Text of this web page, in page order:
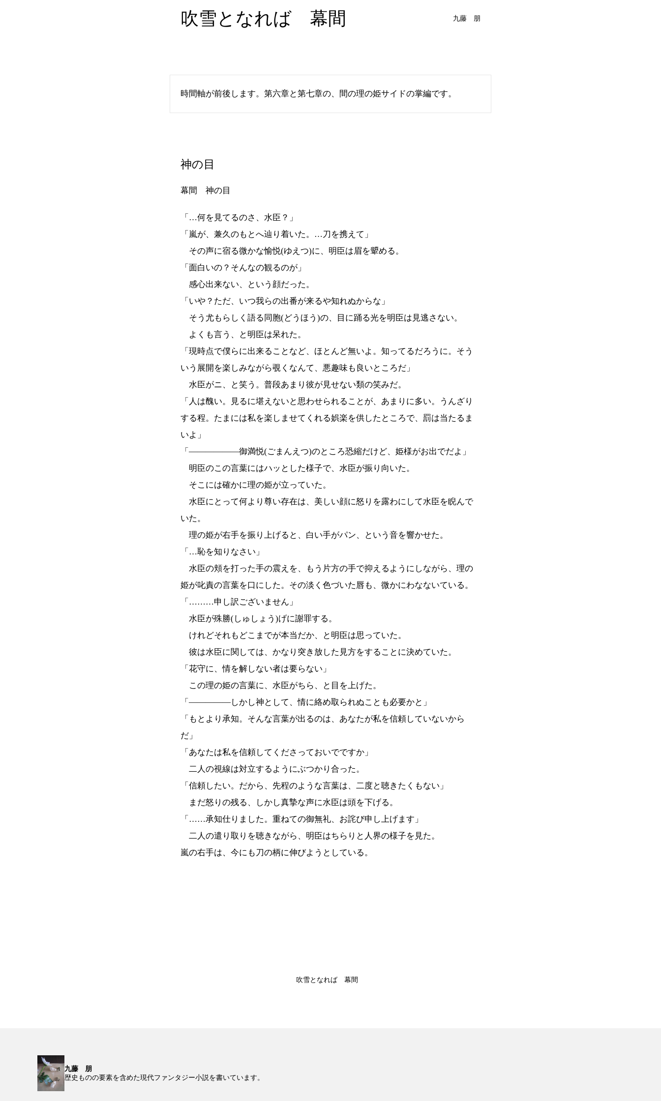
吹雪となれば 幕間 九藤 朋
時間軸が前後します。第六章と第七章の、間の理の姫サイドの掌編です。
神の目
幕間 神の目
「…何を見てるのさ、水臣？」
「嵐が、兼久のもとへ辿り着いた。…刀を携えて」
その声に宿る微かな愉悦(ゆえつ)に、明臣は眉を顰める。
「面白いの？そんなの観るのが」
感心出来ない、という顔だった。
「いや？ただ、いつ我らの出番が来るや知れぬからな」
そう尤もらしく語る同胞(どうほう)の、目に踊る光を明臣は見逃さない。
よくも言う、と明臣は呆れた。
「現時点で僕らに出来ることなど、ほとんど無いよ。知ってるだろうに。そう
いう展開を楽しみながら覗くなんて、悪趣味も良いところだ」
水臣がニ、と笑う。普段あまり彼が見せない類の笑みだ。
「人は醜い。見るに堪えないと思わせられることが、あまりに多い。うんざり
する程。たまには私を楽しませてくれる娯楽を供したところで、罰は当たるま
いよ」
「――――――御満悦(ごまんえつ)のところ恐縮だけど、姫様がお出でだよ」
明臣のこの言葉にはハッとした様子で、水臣が振り向いた。
そこには確かに理の姫が立っていた。
水臣にとって何より尊い存在は、美しい顔に怒りを露わにして水臣を睨んで
いた。
理の姫が右手を振り上げると、白い手がパン、という音を響かせた。
「…恥を知りなさい」
水臣の頬を打った手の震えを、もう片方の手で抑えるようにしながら、理の
姫が叱責の言葉を口にした。その淡く色づいた唇も、微かにわなないている。
「………申し訳ございません」
水臣が殊勝(しゅしょう)げに謝罪する。
けれどそれもどこまでが本当だか、と明臣は思っていた。
彼は水臣に関しては、かなり突き放した見方をすることに決めていた。
「花守に、情を解しない者は要らない」
この理の姫の言葉に、水臣がちら、と目を上げた。
「―――――しかし神として、情に絡め取られぬことも必要かと」
「もとより承知。そんな言葉が出るのは、あなたが私を信頼していないから
だ」
「あなたは私を信頼してくださっておいでですか」
二人の視線は対立するようにぶつかり合った。
「信頼したい。だから、先程のような言葉は、二度と聴きたくもない」
まだ怒りの残る、しかし真摯な声に水臣は頭を下げる。
「……承知仕りました。重ねての御無礼、お詫び申し上げます」
二人の遣り取りを聴きながら、明臣はちらりと人界の様子を見た。
嵐の右手は、今にも刀の柄に伸びようとしている。
吹雪となれば 幕間
九藤 朋
歴史ものの要素を含めた現代ファンタジー小説を書いています。